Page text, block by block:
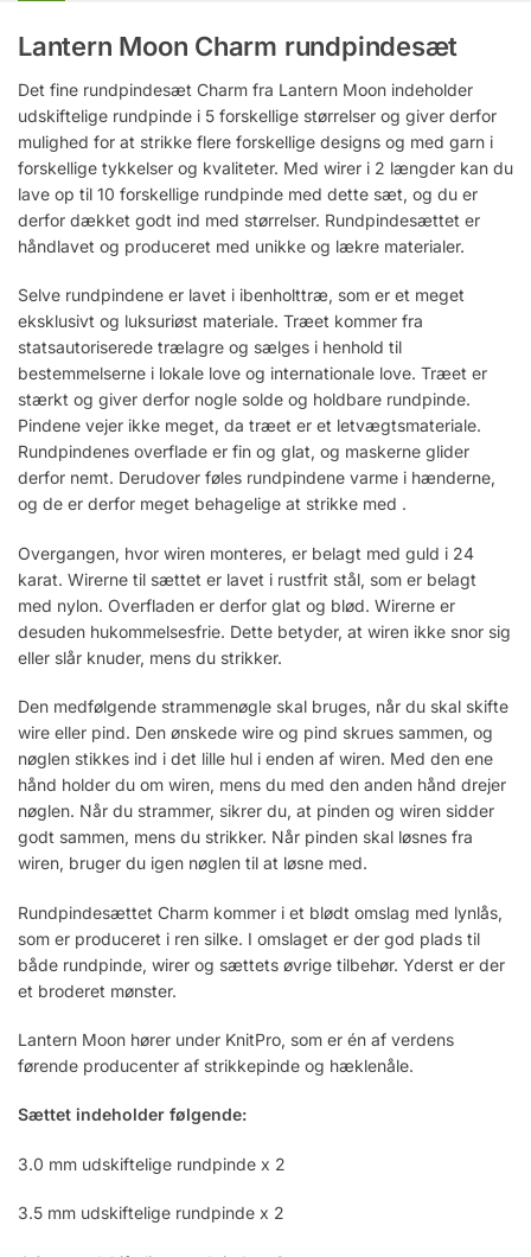
Lantern Moon Charm rundpindesæt
Det fine rundpindesæt Charm fra Lantern Moon indeholder
udskiftelige rundpinde i 5 forskellige størrelser og giver derfor
mulighed for at strikke flere forskellige designs og med garn i
forskellige tykkelser og kvaliteter. Med wirer i 2 længder kan du
lave op til 10 forskellige rundpinde med dette sæt, og du er
derfor dækket godt ind med størrelser. Rundpindesættet er
håndlavet og produceret med unikke og lækre materialer.
Selve rundpindene er lavet i ibenholttræ, som er et meget
eksklusivt og luksuriøst materiale. Træet kommer fra
statsautoriserede trælagre og sælges i henhold til
bestemmelserne i lokale love og internationale love. Træet er
stærkt og giver derfor nogle solde og holdbare rundpinde.
Pindene vejer ikke meget, da træet er et letvægtsmateriale.
Rundpindenes overflade er fin og glat, og maskerne glider
derfor nemt. Derudover føles rundpindene varme i hænderne,
og de er derfor meget behagelige at strikke med .
Overgangen, hvor wiren monteres, er belagt med guld i 24
karat. Wirerne til sættet er lavet i rustfrit stål, som er belagt
med nylon. Overfladen er derfor glat og blød. Wirerne er
desuden hukommelsesfrie. Dette betyder, at wiren ikke snor sig
eller slår knuder, mens du strikker.
Den medfølgende strammenøgle skal bruges, når du skal skifte
wire eller pind. Den ønskede wire og pind skrues sammen, og
nøglen stikkes ind i det lille hul i enden af wiren. Med den ene
hånd holder du om wiren, mens du med den anden hånd drejer
nøglen. Når du strammer, sikrer du, at pinden og wiren sidder
godt sammen, mens du strikker. Når pinden skal løsnes fra
wiren, bruger du igen nøglen til at løsne med.
Rundpindesættet Charm kommer i et blødt omslag med lynlås,
som er produceret i ren silke. I omslaget er der god plads til
både rundpinde, wirer og sættets øvrige tilbehør. Yderst er der
et broderet mønster.
Lantern Moon hører under KnitPro, som er én af verdens
førende producenter af strikkepinde og hæklenåle.
Sættet indeholder følgende:
3.0 mm udskiftelige rundpinde x 2
3.5 mm udskiftelige rundpinde x 2